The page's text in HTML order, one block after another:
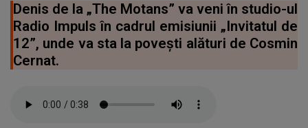
Denis de la „The Motans” va veni în studio-ul
Radio Impuls în cadrul emisiunii „Invitatul de
12”, unde va sta la povești alături de Cosmin
Cernat.